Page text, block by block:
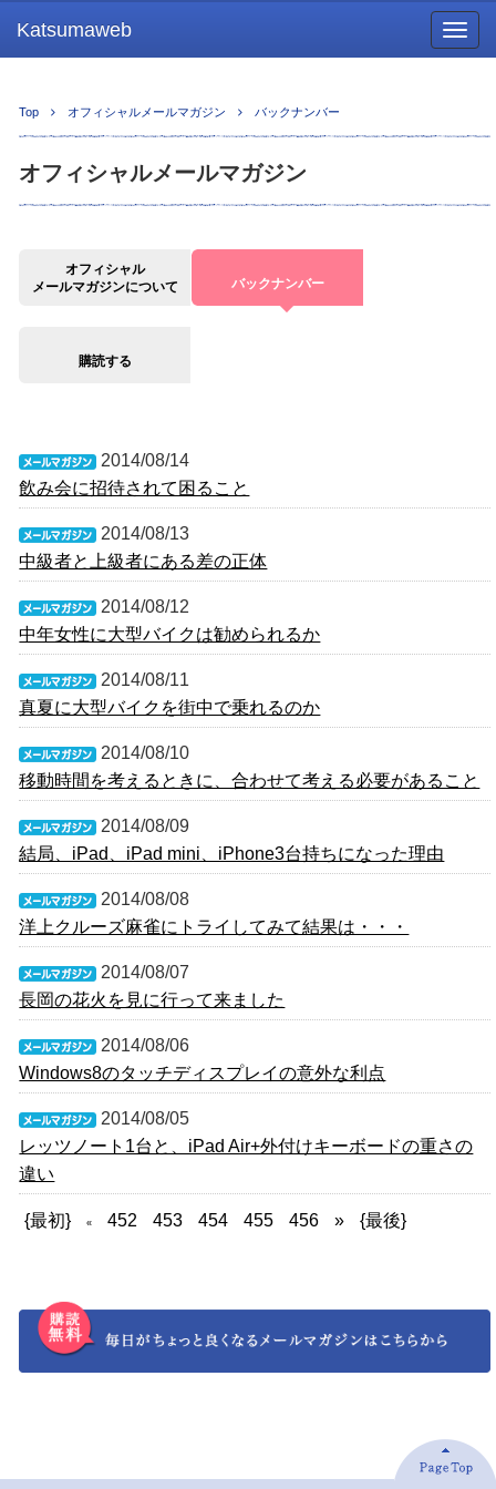
Katsumaweb
Top オフィシャルメールマガジン バックナンバー
オフィシャルメールマガジン
オフィシャル
メールマガジンについて
バックナンバー
購読する
2014/08/14
飲み会に招待されて困ること
2014/08/13
中級者と上級者にある差の正体
2014/08/12
中年女性に大型バイクは勧められるか
2014/08/11
真夏に大型バイクを街中で乗れるのか
2014/08/10
移動時間を考えるときに、合わせて考える必要があること
2014/08/09
結局、iPad、iPad mini、iPhone3台持ちになった理由
2014/08/08
洋上クルーズ麻雀にトライしてみて結果は・・・
2014/08/07
長岡の花火を見に行って来ました
2014/08/06
Windows8のタッチディスプレイの意外な利点
2014/08/05
レッツノート1台と、iPad Air+外付けキーボードの重さの
違い
{最初} « 452 453 454 455 456 » {最後}